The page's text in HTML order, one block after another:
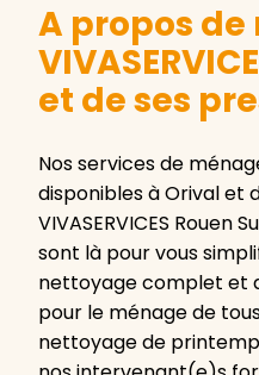
A propos
et de ses
Nos services de
disponibles à Orival et
VIVASERVICES Rouen
sont là pour vous
nettoyage complet et
pour le ménage de
nettoyage de